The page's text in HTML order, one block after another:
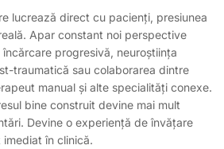
lucrează direct cu pacienți, presiunea
Apar constant noi perspective
progresivă, neuroștiința
traumatică sau colaborarea dintre
manual și alte specialități conexe.
bine construit devine mai mult
Devine o experiență de învățare
în clinică.